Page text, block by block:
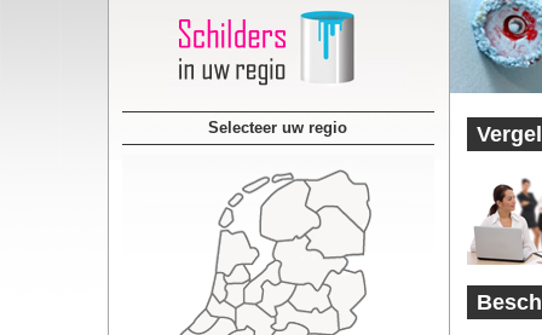
Selecteer uw regio